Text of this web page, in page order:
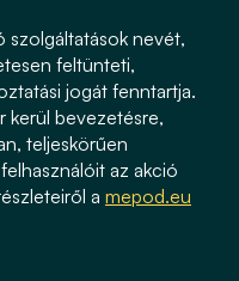
szolgáltatások nevét,
feltünteti,
jogát fenntartja.
kerül bevezetésre,
teljeskörűen
az akció
a mepod.eu